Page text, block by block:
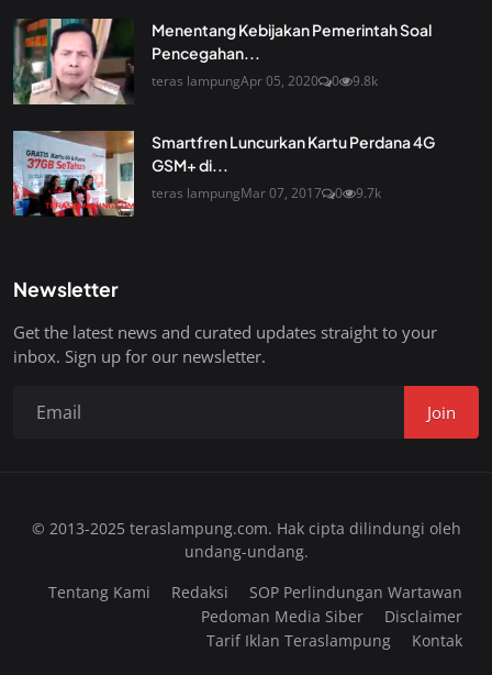
Menentang Kebijakan Pemerintah Soal
Pencegahan...
teras lampungApr 05, 2020 0 9.8k
Smartfren Luncurkan Kartu Perdana 4G
GSM+ di...
teras lampungMar 07, 2017 0 9.7k
Newsletter
Get the latest news and curated updates straight to your
inbox. Sign up for our newsletter.
Join
© 2013-2025 teraslampung.com. Hak cipta dilindungi oleh
undang-undang.
Tentang Kami
Redaksi
SOP Perlindungan Wartawan
Pedoman Media Siber
Disclaimer
Tarif Iklan Teraslampung
Kontak